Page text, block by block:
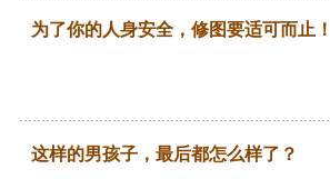
为了你的人身安全，修图要适可而止！ ​
这样的男孩子，最后都怎么样了？